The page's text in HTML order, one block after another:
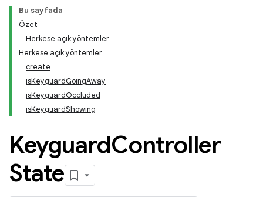
Bu sayfada
Özet
Herkese açık yöntemler
Herkese açık yöntemler
create
isKeyguardGoingAway
isKeyguardOccluded
isKeyguardShowing
KeyguardController
State